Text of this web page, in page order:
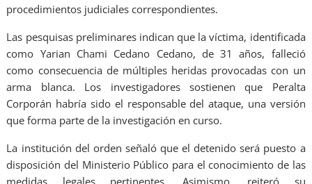
procedimientos judiciales correspondientes.
Las pesquisas preliminares indican que la víctima, identificada
como Yarian Chami Cedano Cedano, de 31 años, falleció
como consecuencia de múltiples heridas provocadas con un
arma blanca. Los investigadores sostienen que Peralta
Corporán habría sido el responsable del ataque, una versión
que forma parte de la investigación en curso.
La institución del orden señaló que el detenido será puesto a
disposición del Ministerio Público para el conocimiento de las
medidas legales pertinentes. Asimismo, reiteró su